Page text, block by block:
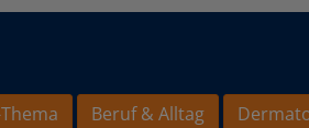
Beruf & Alltag